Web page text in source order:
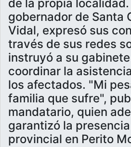
de la propia localidad.
gobernador de Santa
Vidal, expresó sus
través de sus redes
instruyó a su
coordinar la
los afectados. "Mi
familia que sufre",
mandatario, quien
garantizó la
provincial en Perito